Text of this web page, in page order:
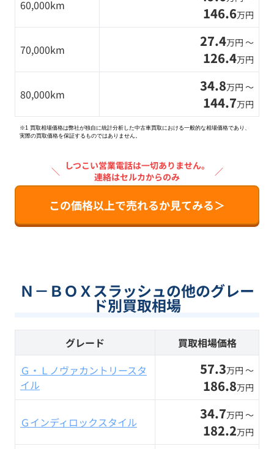
60,000km 146.6万円
70,000km 27.4万円 〜
126.4万円
80,000km 34.8万円 〜
144.7万円
※1 買取相場価格は弊社が独自に統計分析した中古車買取における一般的な相場価格であり、
実際の買取価格を保証するものではありません。
＼ しつこい営業電話は一切ありません。
連絡はセルカからのみ
／
この価格以上で売れるか見てみる＞
Ｎ－ＢＯＸスラッシュの他のグレー
ド別買取相場
グレード
買取相場価格
Ｇ・Ｌノヴァカントリースタ
イル
57.3万円 〜
186.8万円
Ｇインディロックスタイル 34.7万円 〜
182.2万円